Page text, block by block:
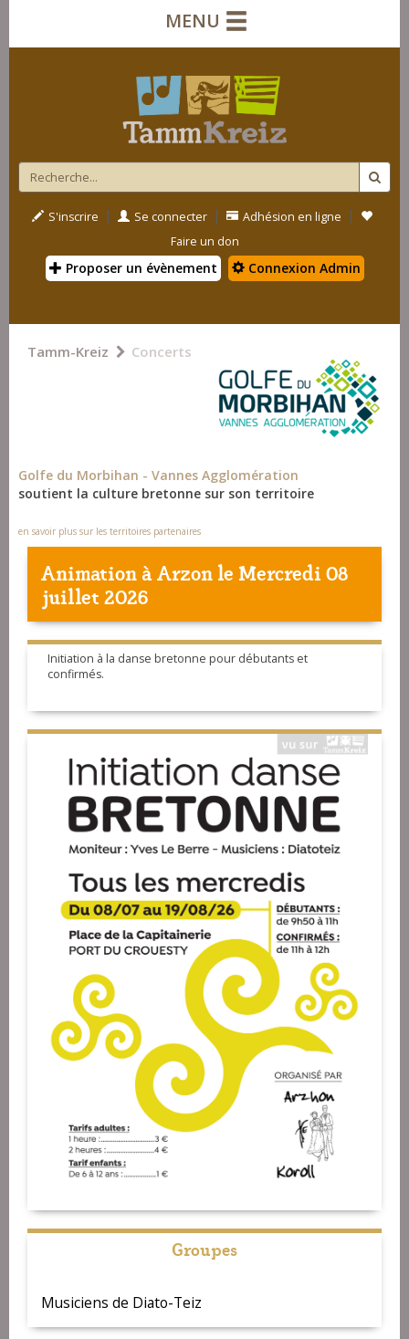
MENU
S'inscrire | Se connecter | Adhésion en ligne |
Faire un don
Proposer un évènement Connexion Admin
Tamm-Kreiz Concerts
Golfe du Morbihan - Vannes Agglomération
soutient la culture bretonne sur son territoire
en savoir plus sur les territoires partenaires
Animation àArzonle Mercredi 08
juillet 2026
Initiation à la danse bretonne pour débutants et
confirmés.
Groupes
Musiciens de Diato-Teiz